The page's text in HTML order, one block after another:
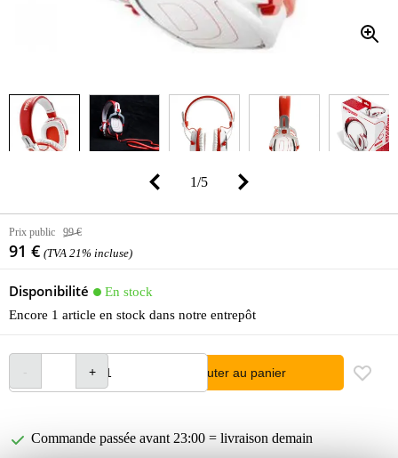
1/5
Prix public 99 €
91 € (TVA 21% incluse)
Disponibilité
En stock
Encore 1 article en stock dans notre entrepôt
Ajouter au panier
Commande passée avant 23:00 = livraison demain